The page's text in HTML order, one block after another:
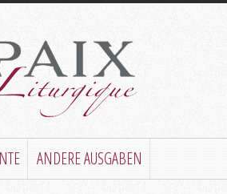
ANDERE AUSGABEN